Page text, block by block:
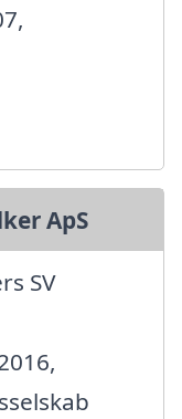
ApS
SV